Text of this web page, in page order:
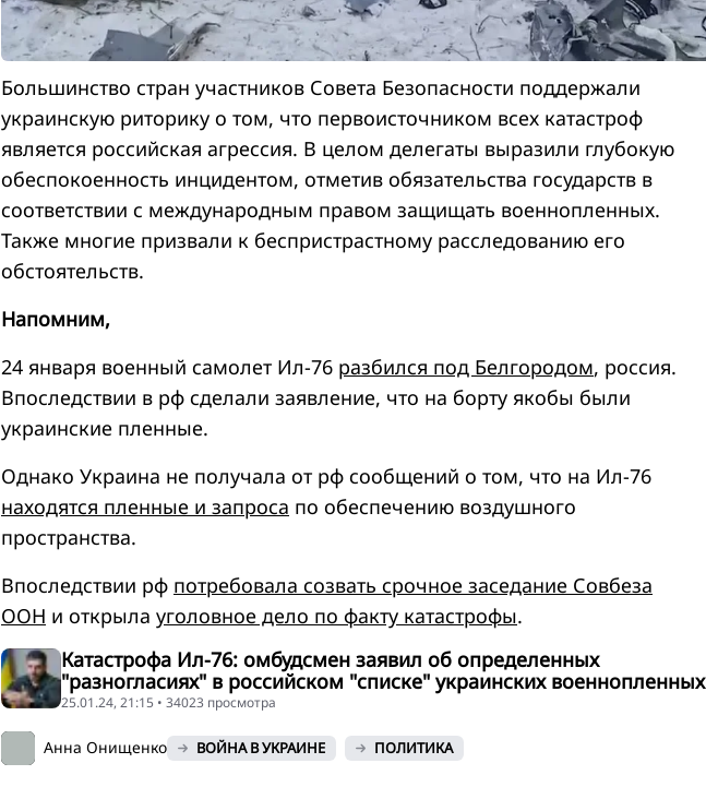
Большинство стран участников Совета Безопасности поддержали
украинскую риторику о том, что первоисточником всех катастроф
является российская агрессия. В целом делегаты выразили глубокую
обеспокоенность инцидентом, отметив обязательства государств в
соответствии с международным правом защищать военнопленных.
Также многие призвали к беспристрастному расследованию его
обстоятельств.
Напомним,
24 января военный самолет Ил-76 разбился под Белгородом, россия.
Впоследствии в рф сделали заявление, что на борту якобы были
украинские пленные.
Однако Украина не получала от рф сообщений о том, что на Ил-76
находятся пленные и запроса по обеспечению воздушного
пространства.
Впоследствии рф потребовала созвать срочное заседание Совбеза
ООН и открыла уголовное дело по факту катастрофы.
Катастрофа Ил-76: омбудсмен заявил об определенных
"разногласиях" в российском "списке" украинских военнопленных
25.01.24, 21:15 • 34023 просмотра
Анна Онищенко ВОЙНА В УКРАИНЕ ПОЛИТИКА